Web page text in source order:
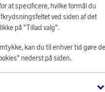
at specificere, hvilke formål du
ved siden af det
på "Tillad valg".
kan du til enhver tid gøre
nederst på siden.